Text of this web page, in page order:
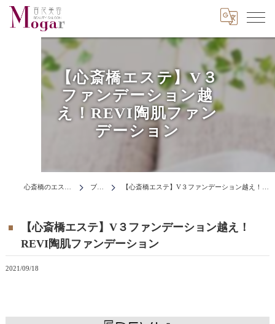
【心斎橋エステ】V３
ファンデーション越
え！REVI陶肌ファン
デーション
ブログ 【心斎橋エステ】V３ファンデーション越え！REVI陶肌ファンデーション
【心斎橋エステ】V３ファンデーション越え！
REVI陶肌ファンデーション
2021/09/18